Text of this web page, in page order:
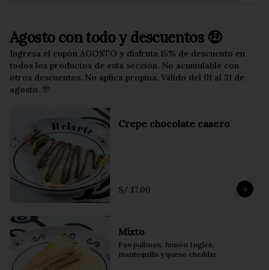
Agosto con todo y descuentos 🤑
Ingresa el cupón AGOSTO y disfruta 15% de descuento en
todos los productos de esta sección. No acumulable con
otros descuentos. No aplica propina. Válido del 01 al 31 de
agosto. 🎊
Crepe chocolate casero
S/ 17.00
Mixto
Pan pullman, Jamón Inglés,
mantequilla y queso cheddar.